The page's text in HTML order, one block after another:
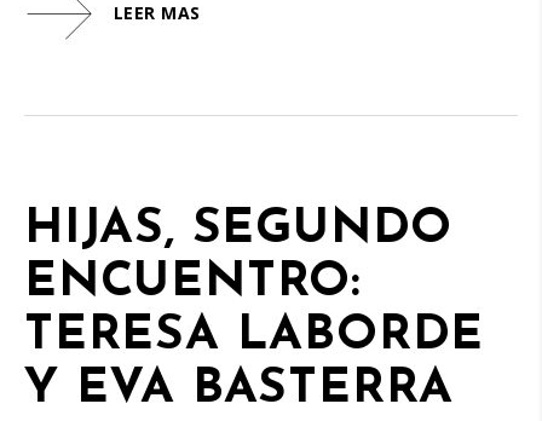
LEER MAS
HIJAS, SEGUNDO
ENCUENTRO:
TERESA LABORDE
Y EVA BASTERRA